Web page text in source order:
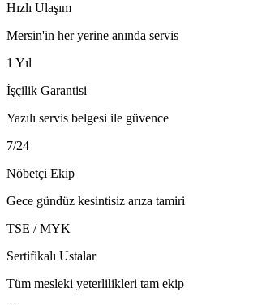
Hızlı Ulaşım
Mersin'in her yerine anında servis
1 Yıl
İşçilik Garantisi
Yazılı servis belgesi ile güvence
7/24
Nöbetçi Ekip
Gece gündüz kesintisiz arıza tamiri
TSE / MYK
Sertifikalı Ustalar
Tüm mesleki yeterlilikleri tam ekip